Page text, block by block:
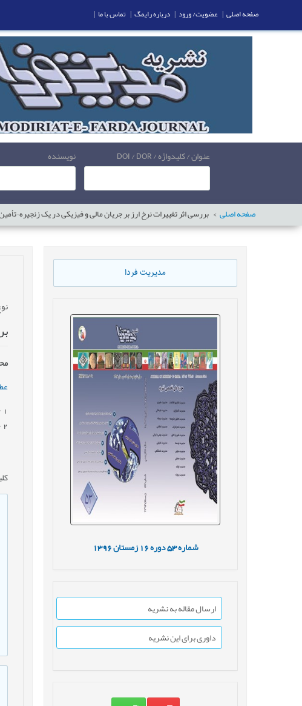
عنوان / کلیدواژه / DOI / DOR نویسنده
صفحه اصلی بررسی اثر تغییرات نرخ ارز بر جریان مالی و فیزیکی در یک
مدیریت فردا
شماره53 دوره16 زمستان1396
ارسال مقاله به نشریه
داوری برای این نشریه
1
2
صفحه اصلی | عضویت/ ورود | درباره رایمگ | تماس با ما |